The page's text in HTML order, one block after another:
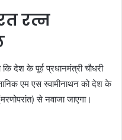
रत्न
देश के पूर्व प्रधानमंत्री चौधरी
एम एस स्वामीनाथन को देश के
से नवाजा जाएगा।